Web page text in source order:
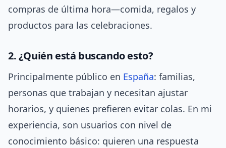
compras de última hora—comida, regalos y
productos para las celebraciones.
2. ¿Quién está buscando esto?
Principalmente público en España: familias,
personas que trabajan y necesitan ajustar
horarios, y quienes prefieren evitar colas. En mi
experiencia, son usuarios con nivel de
conocimiento básico: quieren una respuesta